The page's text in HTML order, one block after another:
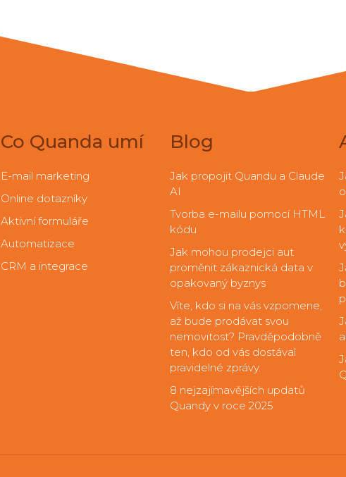
Co Quanda umí
E-mail marketing
Online dotazníky
Aktivní formuláře
Automatizace
CRM a integrace
Blog
Jak propojit Quandu a Claude
AI
Tvorba e-mailu pomocí HTML
kódu
Jak mohou prodejci aut
proměnit zákaznická data v
opakovaný byznys
Víte, kdo si na vás vzpomene,
až bude prodávat svou
nemovitost? Pravděpodobně
ten, kdo od vás dostával
pravidelné zprávy.
8 nejzajímavějších updatů
Quandy v roce 2025